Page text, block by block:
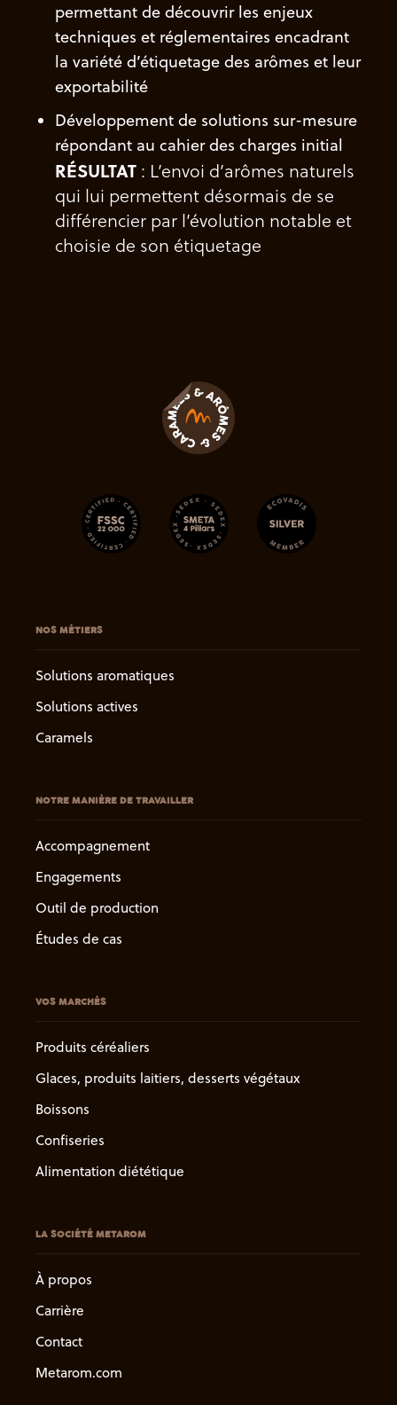
permettant de découvrir les enjeux
techniques et réglementaires encadrant
la variété d’étiquetage des arômes et leur
exportabilité
Développement de solutions sur-mesure
répondant au cahier des charges initial
RÉSULTAT : L’envoi d’arômes naturels
qui lui permettent désormais de se
différencier par l’évolution notable et
choisie de son étiquetage
NOS MÉTIERS
Solutions aromatiques
Solutions actives
Caramels
NOTRE MANIÈRE DE TRAVAILLER
Accompagnement
Engagements
Outil de production
Études de cas
VOS MARCHÉS
Produits céréaliers
Glaces, produits laitiers, desserts végétaux
Boissons
Confiseries
Alimentation diététique
LA SOCIÉTÉ METAROM
À propos
Carrière
Contact
Metarom.com